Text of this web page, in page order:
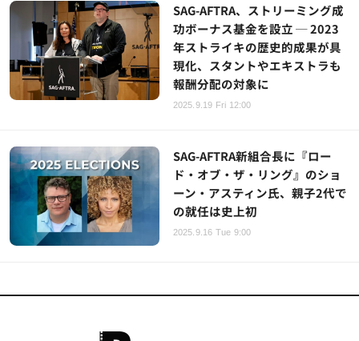
SAG-AFTRA、ストリーミング成
功ボーナス基金を設立 ─ 2023
年ストライキの歴史的成果が具
現化、スタントやエキストラも
報酬分配の対象に
2025.9.19 Fri 12:00
SAG-AFTRA新組合長に『ロー
ド・オブ・ザ・リング』のショ
ーン・アスティン氏、親子2代で
の就任は史上初
2025.9.16 Tue 9:00